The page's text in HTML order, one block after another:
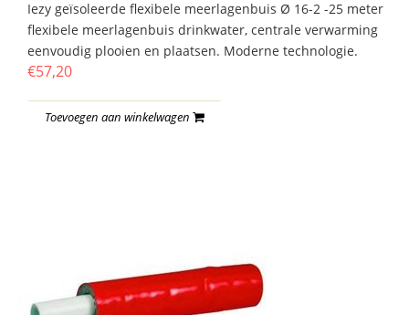
Iezy geïsoleerde flexibele meerlagenbuis Ø 16-2 -25 meter
flexibele meerlagenbuis drinkwater, centrale verwarming
eenvoudig plooien en plaatsen. Moderne technologie.
€57,20
Toevoegen aan winkelwagen